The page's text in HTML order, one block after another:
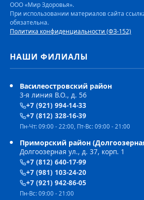
ООО «Мир Здоровья».
При использовании материалов сайта
обязательна.
Политика конфиденциальности (ФЗ-152)
НАШИ ФИЛИАЛЫ
Василеостровский район
3-я линия В.О., д. 56
+7 (921) 994-14-33
+7 (812) 328-16-39
Пн-Чт: 09:00 - 22:00, Пт-Вс: 09:00 - 21:00
Приморский район
Долгоозерная ул., д. 37, корп. 1
+7 (812) 640-17-99
+7 (981) 103-24-20
+7 (921) 942-86-05
Пн-Вс: 09:00 - 21:00